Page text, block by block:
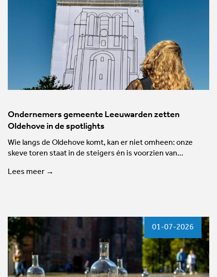
Ondernemers gemeente Leeuwarden zetten
Oldehove in de spotlights
Wie langs de Oldehove komt, kan er niet omheen: onze
skeve toren staat in de steigers én is voorzien van…
Lees meer →
01-07-2026